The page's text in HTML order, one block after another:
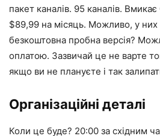
пакет каналів. 95 каналів.
$89,99 на місяць. Можливо, у
безкоштовна пробна версія?
оплатою. Зазвичай це не варте
якщо ви не плануєте і так
Організаційні деталі
Коли це буде? 20:00 за східним